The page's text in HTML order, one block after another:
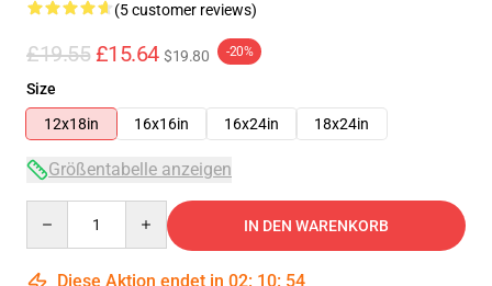
(5 customer reviews)
£19.55 £15.64 $19.80 -20%
Size
12x18in
16x16in 16x24in 18x24in
Größentabelle anzeigen
IN DEN WARENKORB
Diese Aktion endet in 02: 10: 53